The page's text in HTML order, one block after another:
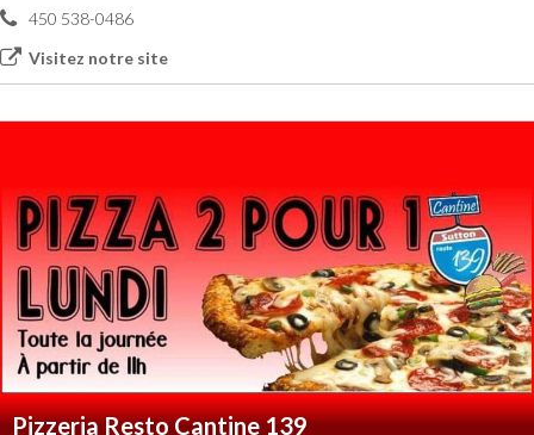
450 538-0486
Visitez notre site
Pizzeria Resto Cantine 139